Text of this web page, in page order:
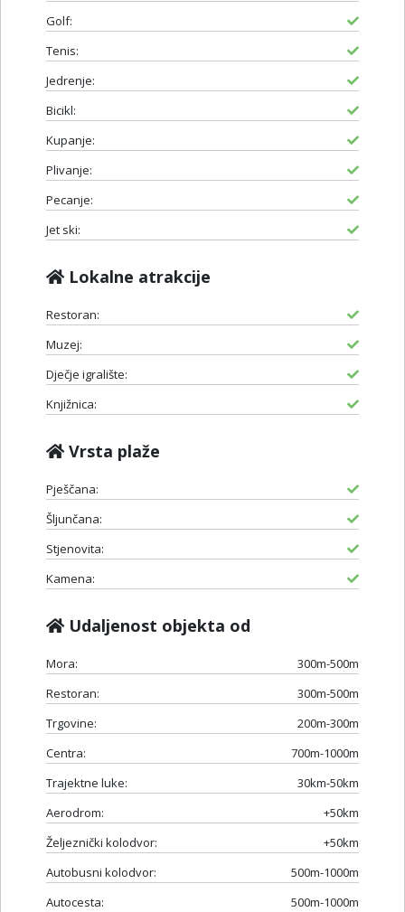
Golf:
Tenis:
Jedrenje:
Bicikl:
Kupanje:
Plivanje:
Pecanje:
Jet ski:
Lokalne atrakcije
Restoran:
Muzej:
Dječje igralište:
Knjižnica:
Vrsta plaže
Pješčana:
Šljunčana:
Stjenovita:
Kamena:
Udaljenost objekta od
Mora:
300m-500m
Restoran:
300m-500m
Trgovine:
200m-300m
Centra:
700m-1000m
Trajektne luke:
30km-50km
Aerodrom:
+50km
Željeznički kolodvor:
+50km
Autobusni kolodvor:
500m-1000m
Autocesta:
500m-1000m